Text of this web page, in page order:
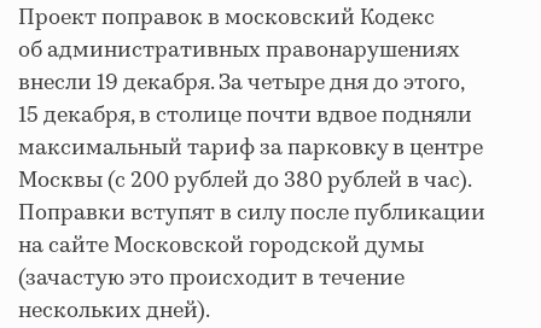
Проект поправок в московский Кодекс
об административных правонарушениях
внесли 19 декабря. За четыре дня до этого,
15 декабря, в столице почти вдвое подняли
максимальный тариф за парковку в центре
Москвы (с 200 рублей до 380 рублей в час).
Поправки вступят в силу после публикации
на сайте Московской городской думы
(зачастую это происходит в течение
нескольких дней).